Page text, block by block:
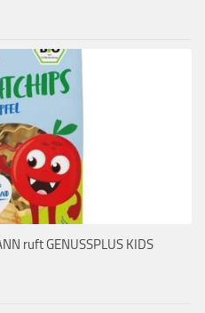
ruft GENUSSPLUS KIDS